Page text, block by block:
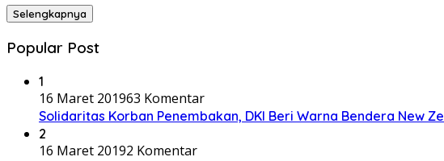
Selengkapnya
Popular Post
1
16 Maret 201963 Komentar
Solidaritas Korban Penembakan, DKI Beri Warna Bendera New
2
16 Maret 20192 Komentar